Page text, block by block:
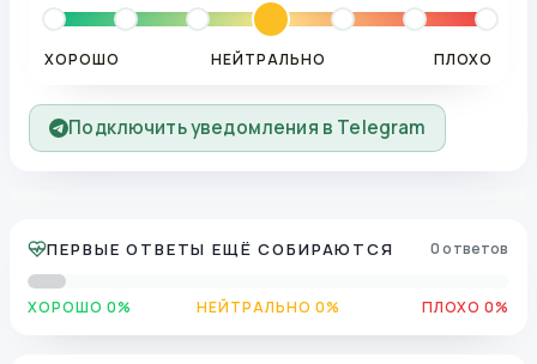
ХОРОШО НЕЙТРАЛЬНО ПЛОХО
Подключить уведомления в Telegram
ПЕРВЫЕ ОТВЕТЫ ЕЩЁ СОБИРАЮТСЯ 0 ответов
ХОРОШО 0% НЕЙТРАЛЬНО 0% ПЛОХО 0%